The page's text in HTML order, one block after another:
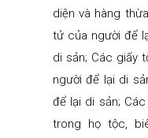
diện và hàng
tử của người để
di sản; Các giấy
người để lại di
để lại di sản;
trong họ tộc,